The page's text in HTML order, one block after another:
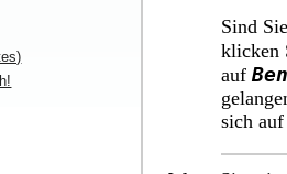
Sind
klicken
auf
sich